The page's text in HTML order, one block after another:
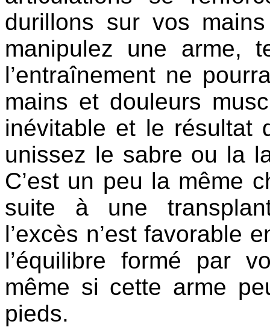
durillons sur vos
manipulez une arme,
l’entraînement ne
mains et douleurs
inévitable et le résultat
unissez le sabre ou la
C’est un peu la même
suite à une
l’excès n’est favorable
l’équilibre formé par
même si cette arme
pieds.